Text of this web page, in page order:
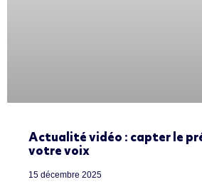
Actualité vidéo : capter le
votre voix
15 décembre 2025